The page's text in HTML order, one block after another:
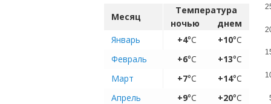
Месяц
Температура
ночью
днем
Январь
+4°C +10°C
Февраль
+6°C +13°C
Март
+7°C +14°C
Апрель
+9°C +20°C